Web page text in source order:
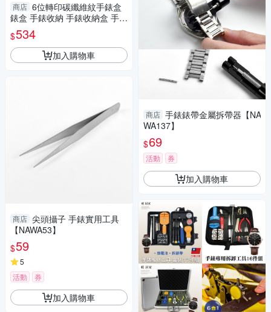
商店 6位轉印碳纖維紋手錶盒
錶盒 手錶收納 手錶收納盒 手錶
收藏盒-輕居家8829
$534
加入購物車
商店 尖頭攝子 手錶實用工具
【NAWA53】
$59
5
活動
券
加入購物車
商店 手錶錶帶金屬拆帶器【NA
WA137】
$69
活動 券
加入購物車